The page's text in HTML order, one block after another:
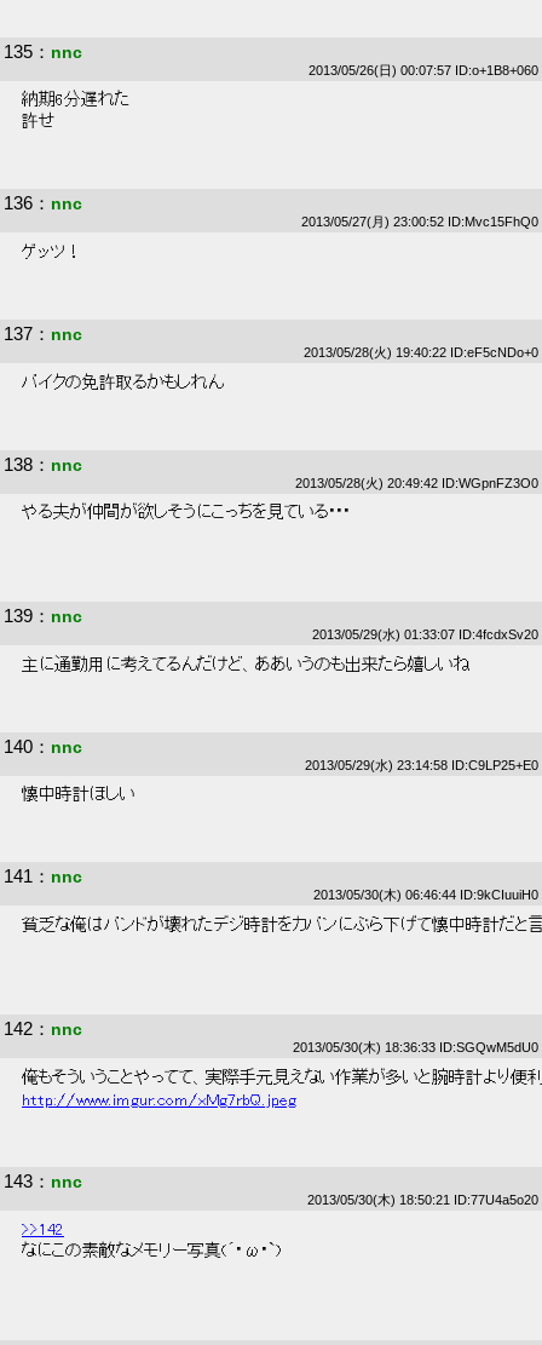
135 ： nnc
2013/05/26(日) 00:07:57 ID:o+1B8+060
納期6分遅れた
許せ
136 ： nnc
2013/05/27(月) 23:00:52 ID:Mvc15FhQ0
ゲッツ！
137 ： nnc
2013/05/28(火) 19:40:22 ID:eF5cNDo+0
バイクの免許取るかもしれん
138 ： nnc
2013/05/28(火) 20:49:42 ID:WGpnFZ3O0
やる夫が仲間が欲しそうにこっちを見ている･･･
139 ： nnc
2013/05/29(水) 01:33:07 ID:4fcdxSv20
主に通勤用に考えてるんだけど、ああいうのも出来たら嬉しいね
140 ： nnc
2013/05/29(水) 23:14:58 ID:C9LP25+E0
懐中時計ほしい
141 ： nnc
2013/05/30(木) 06:46:44 ID:9kCIuuiH0
貧乏な俺はバンドが壊れたデジ時計をカバンにぶら下げて懐中時計だと
142 ： nnc
2013/05/30(木) 18:36:33 ID:SGQwM5dU0
俺もそういうことやってて、実際手元見えない作業が多いと腕時計より便
http://www.imgur.com/xMg7rbQ.jpeg
143 ： nnc
2013/05/30(木) 18:50:21 ID:77U4a5o20
>>142
なにこの素敵なメモリー写真(´･ω･`)